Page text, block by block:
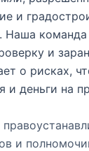
и
Наша
и
о рисках,
и деньги на
и